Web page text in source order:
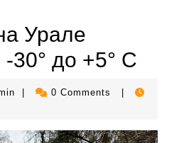
Урале
-30° до +5° С
admin 0 Comments